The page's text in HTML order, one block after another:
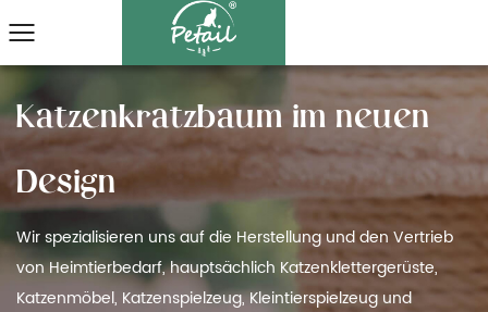
Wir spezialisieren uns auf die Herstellung und den Vertrieb
von Heimtierbedarf, hauptsächlich Katzenklettergerüste,
Katzenmöbel, Katzenspielzeug, Kleintierspielzeug und